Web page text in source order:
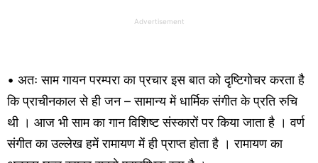
Advertisement
• अतः साम गायन परम्परा का प्रचार इस बात को दृष्टिगोचर करता है
कि प्राचीनकाल से ही जन – सामान्य में धार्मिक संगीत के प्रति रुचि
थी । आज भी साम का गान विशिष्ट संस्कारों पर किया जाता है । वर्ण
संगीत का उल्लेख हमें रामायण में ही प्राप्त होता है । रामायण का